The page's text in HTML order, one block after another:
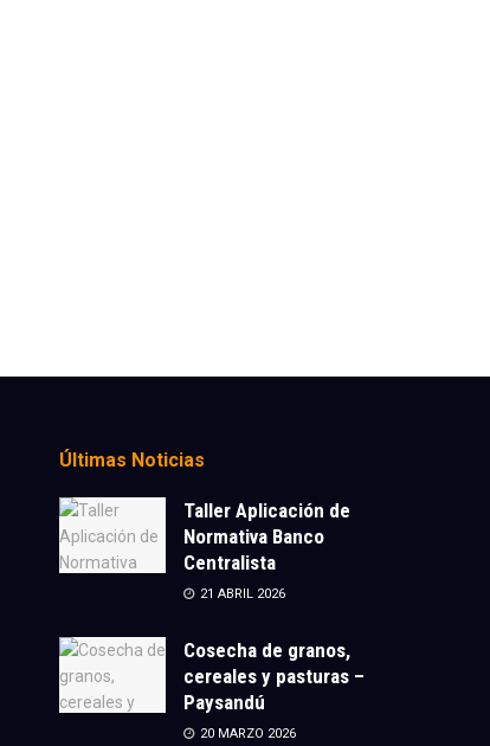
Últimas Noticias
Taller Aplicación de
Normativa Banco
Centralista
21 ABRIL 2026
Cosecha de granos,
cereales y pasturas –
Paysandú
20 MARZO 2026